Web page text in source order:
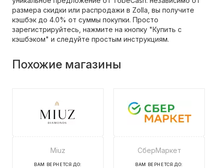
размера скидки или распродажи в Zolla, вы получите
кэшбэк до 4.0% от суммы покупки. Просто
зарегистрируйтесь, нажмите на кнопку "Купить с
кэшбэком" и следуйте простым инструкциям.
Похожие магазины
Miuz
ВАМ ВЕРНЕТСЯ ДО:
СберМаркет
ВАМ ВЕРНЕТСЯ ДО: